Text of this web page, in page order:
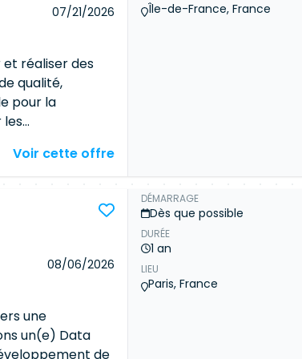
07/21/2026
réaliser des
qualité,
pour la
les
les chaînes de
les APIs
la qualité
Appliquer
la chaîne
des
réalisés
les tests
le support et
aux processus
Voir cette offre
Île-de-France, France
08/06/2026
une
un(e) Data
de
DÉMARRAGE
Dès que possible
DURÉE
1 an
LIEU
Paris, France